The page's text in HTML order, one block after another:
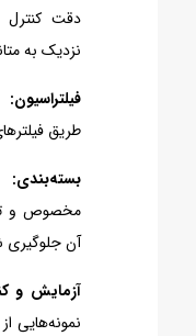
دقت کنترل
نزدیک به
فیلتراسیون:
طریق
بسته‌بندی:
مخصوص و
آن جلوگیری
آزمایش و
نمونه‌هایی